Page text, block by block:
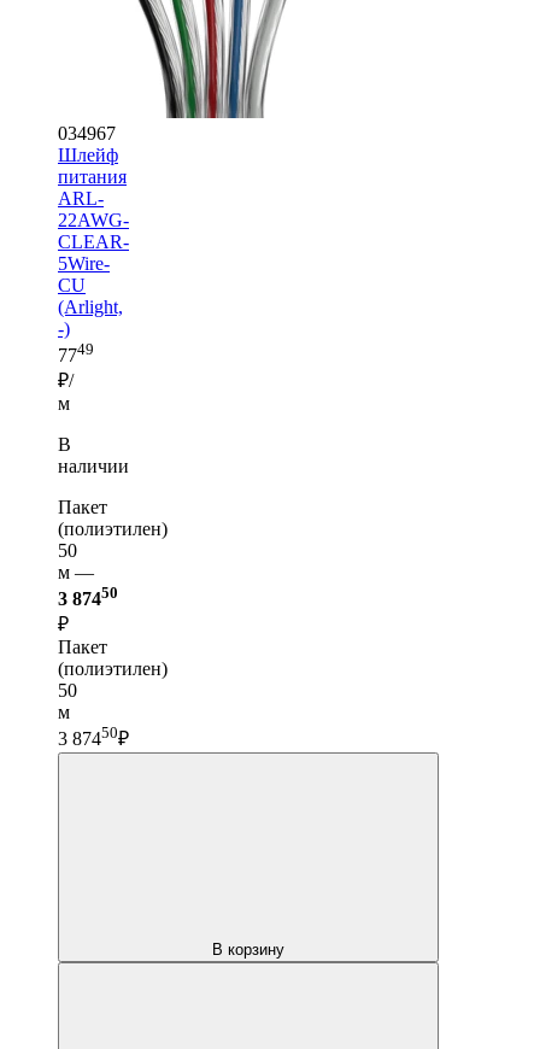
034967
Шлейф
питания
ARL-
22AWG-
CLEAR-
5Wire-
CU
(Arlight,
-)
7749
₽/
м
В
наличии
Пакет
(полиэтилен)
50
м —
3 87450
₽
Пакет
(полиэтилен)
50
м
3 87450₽
В корзину